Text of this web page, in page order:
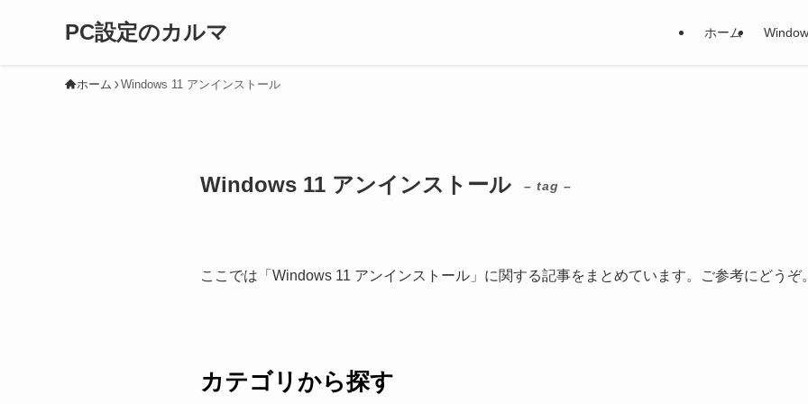
PC設定のカルマ ホーム
ホーム Windows 11 アンインストール
Windows 11 アンインストール – tag –
ここでは「Windows 11 アンインストール」に関する記事をまとめています。ご参考にどうぞ。
カテゴリから探す